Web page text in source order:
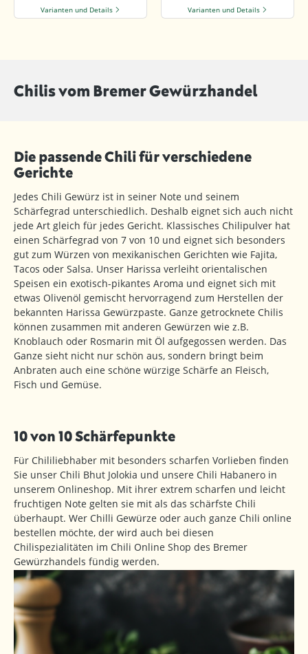
Varianten und Details Varianten und Details
Chilis vom Bremer Gewürzhandel
Die passende Chili für verschiedene
Gerichte
Jedes Chili Gewürz ist in seiner Note und seinem
Schärfegrad unterschiedlich. Deshalb eignet sich auch nicht
jede Art gleich für jedes Gericht. Klassisches Chilipulver hat
einen Schärfegrad von 7 von 10 und eignet sich besonders
gut zum Würzen von mexikanischen Gerichten wie Fajita,
Tacos oder Salsa. Unser Harissa verleiht orientalischen
Speisen ein exotisch-pikantes Aroma und eignet sich mit
etwas Olivenöl gemischt hervorragend zum Herstellen der
bekannten Harissa Gewürzpaste. Ganze getrocknete Chilis
können zusammen mit anderen Gewürzen wie z.B.
Knoblauch oder Rosmarin mit Öl aufgegossen werden. Das
Ganze sieht nicht nur schön aus, sondern bringt beim
Anbraten auch eine schöne würzige Schärfe an Fleisch,
Fisch und Gemüse.
10 von 10 Schärfepunkte
Für Chililiebhaber mit besonders scharfen Vorlieben finden
Sie unser Chili Bhut Jolokia und unsere Chili Habanero in
unserem Onlineshop. Mit ihrer extrem scharfen und leicht
fruchtigen Note gelten sie mit als das schärfste Chili
überhaupt. Wer Chilli Gewürze oder auch ganze Chili online
bestellen möchte, der wird auch bei diesen
Chilispezialitäten im Chili Online Shop des Bremer
Gewürzhandels fündig werden.